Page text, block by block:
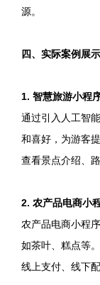
源。
四、实际案例展示
1. 智慧旅游小程
通过引入人工智
和喜好，为游客
查看景点介绍、
2. 农产品电商小
农产品电商小程
如茶叶、糕点等
线上支付、线下